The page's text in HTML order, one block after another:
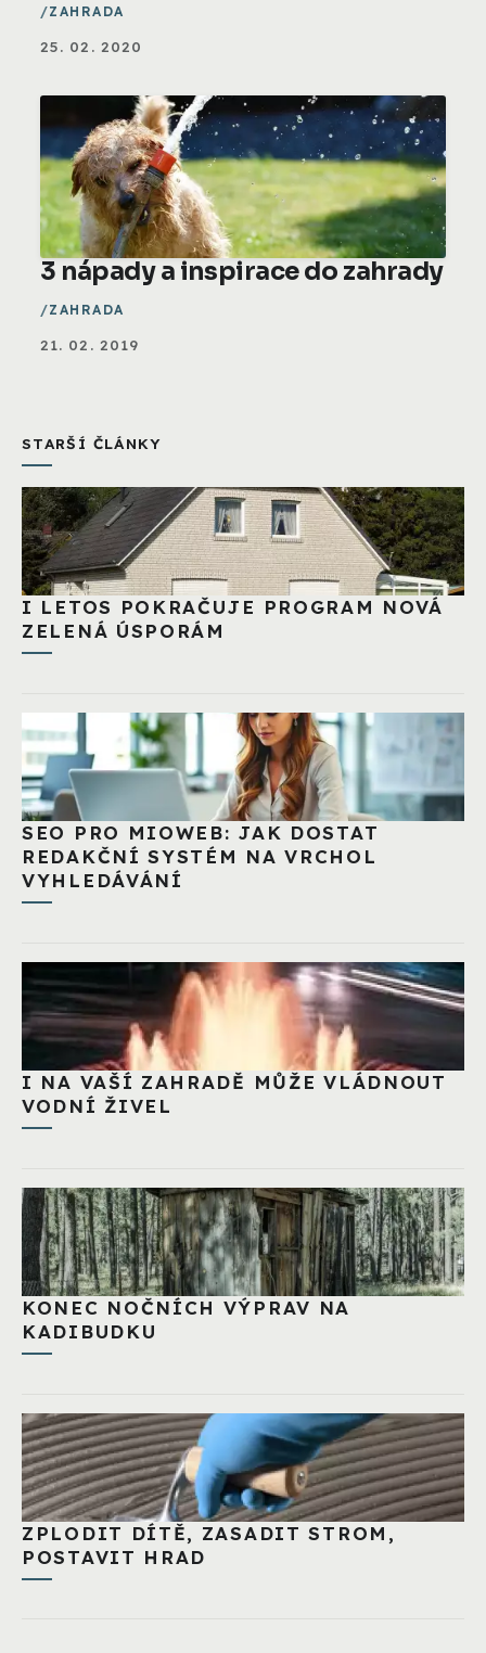
ZAHRADA
25. 02. 2020
3 nápady a inspirace do zahrady
ZAHRADA
21. 02. 2019
STARŠÍ ČLÁNKY
I LETOS POKRAČUJE PROGRAM NOVÁ
ZELENÁ ÚSPORÁM
SEO PRO MIOWEB: JAK DOSTAT
REDAKČNÍ SYSTÉM NA VRCHOL
VYHLEDÁVÁNÍ
I NA VAŠÍ ZAHRADĚ MŮŽE VLÁDNOUT
VODNÍ ŽIVEL
KONEC NOČNÍCH VÝPRAV NA
KADIBUDKU
ZPLODIT DÍTĚ, ZASADIT STROM,
POSTAVIT HRAD